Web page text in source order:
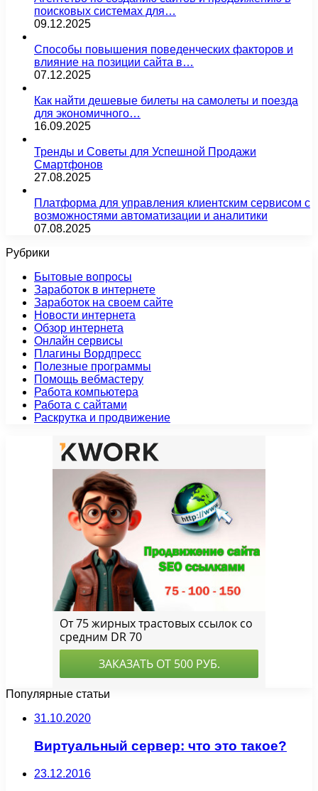
поисковых системах для…
09.12.2025
Способы повышения поведенческих факторов и
влияние на позиции сайта в…
07.12.2025
Как найти дешевые билеты на самолеты и поезда
для экономичного…
16.09.2025
Тренды и Советы для Успешной Продажи
Смартфонов
27.08.2025
Платформа для управления клиентским сервисом с
возможностями автоматизации и аналитики
07.08.2025
Рубрики
Бытовые вопросы
Заработок в интернете
Заработок на своем сайте
Новости интернета
Обзор интернета
Онлайн сервисы
Плагины Вордпресс
Полезные программы
Помощь вебмастеру
Работа компьютера
Работа с сайтами
Раскрутка и продвижение
Популярные статьи
31.10.2020
Виртуальный сервер: что это такое?
23.12.2016